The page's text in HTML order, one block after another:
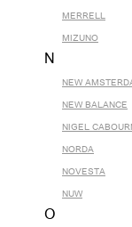
MERRELL
MIZUNO
N
NEW
NEW BALANCE
NIGEL
NORDA
NOVESTA
NUW
O